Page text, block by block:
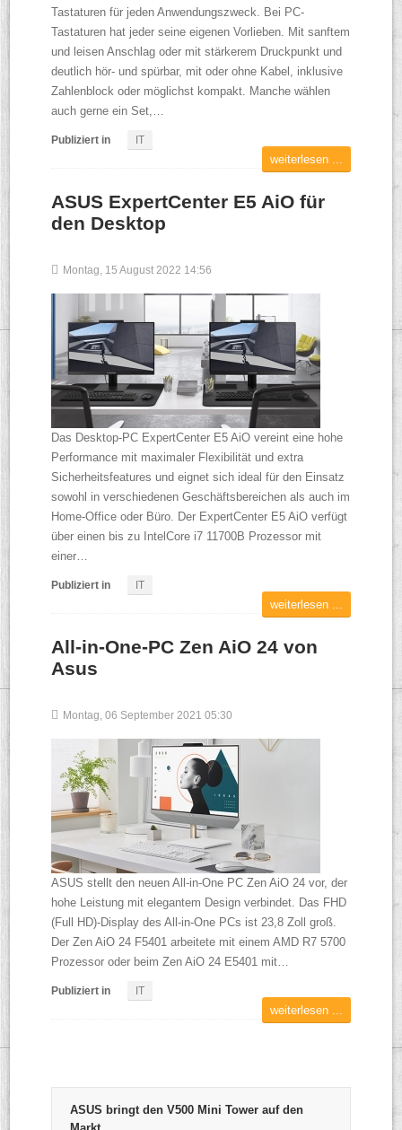
Tastaturen für jeden Anwendungszweck. Bei PC-
Tastaturen hat jeder seine eigenen Vorlieben. Mit sanftem
und leisen Anschlag oder mit stärkerem Druckpunkt und
deutlich hör- und spürbar, mit oder ohne Kabel, inklusive
Zahlenblock oder möglichst kompakt. Manche wählen
auch gerne ein Set,…
Publiziert in IT
weiterlesen ...
ASUS ExpertCenter E5 AiO für
den Desktop
Montag, 15 August 2022 14:56
Das Desktop-PC ExpertCenter E5 AiO vereint eine hohe
Performance mit maximaler Flexibilität und extra
Sicherheitsfeatures und eignet sich ideal für den Einsatz
sowohl in verschiedenen Geschäftsbereichen als auch im
Home-Office oder Büro. Der ExpertCenter E5 AiO verfügt
über einen bis zu IntelCore i7 11700B Prozessor mit
einer…
Publiziert in IT
weiterlesen ...
All-in-One-PC Zen AiO 24 von
Asus
Montag, 06 September 2021 05:30
ASUS stellt den neuen All-in-One PC Zen AiO 24 vor, der
hohe Leistung mit elegantem Design verbindet. Das FHD
(Full HD)-Display des All-in-One PCs ist 23,8 Zoll groß.
Der Zen AiO 24 F5401 arbeitete mit einem AMD R7 5700
Prozessor oder beim Zen AiO 24 E5401 mit…
Publiziert in IT
weiterlesen ...
ASUS bringt den V500 Mini Tower auf den